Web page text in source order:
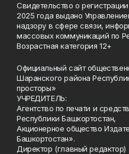
Свидетельство о
2025 года выдано
надзору в сфере связи,
массовых коммуникаций по
Возрастная категория 12+
Официальный сайт
Шаранского района
просторы»
УЧРЕДИТЕЛЬ:
Агентство по печати и
Республики Башкортостан,
Акционерное общество
Башкортостан».
Директор (главный